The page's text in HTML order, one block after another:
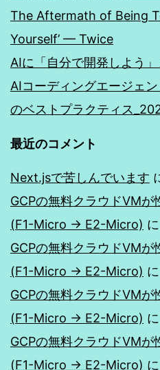
The Aftermath of Being
Yourself’ — Twice
AIに「自分で開発しよう
AIコーディングエージェ
のベストプラクティス
最近のコメント
Next.jsで苦しんでいます
GCPの無料クラウドVMが
(F1-Micro → E2-Micro) に
GCPの無料クラウドVMが
(F1-Micro → E2-Micro) に
GCPの無料クラウドVMが
(F1-Micro → E2-Micro) に
GCPの無料クラウドVMが
(F1-Micro → E2-Micro) に